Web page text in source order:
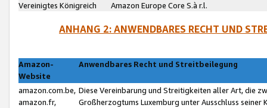
Vereinigtes Königreich
Amazon Europe Core S.à r.l.
ANHANG 2: ANWENDBARES RECHT UND
Amazon-
Website
Anwendbares Recht und Streitbeilegung
amazon.com.be,
amazon.fr,
Diese Vereinbarung und Streitigkeiten aller Art, die
Großherzogtums Luxemburg unter Ausschluss